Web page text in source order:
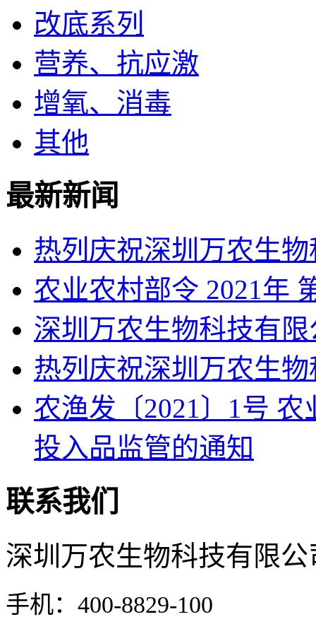
改底系列
营养、抗应激
增氧、消毒
其他
最新新闻
热列庆祝深圳万农生
农业农村部令 2021年
深圳万农生物科技有
热列庆祝深圳万农生
农渔发〔2021〕1号
投入品监管的通知
联系我们
深圳万农生物科技有限公
手机：400-8829-100